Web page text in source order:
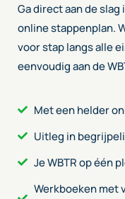
Ga direct aan de
online stappenplan.
voor stap langs alle
eenvoudig aan de
Met een helder
Uitleg in
Je WBTR op één
Werkboeken met